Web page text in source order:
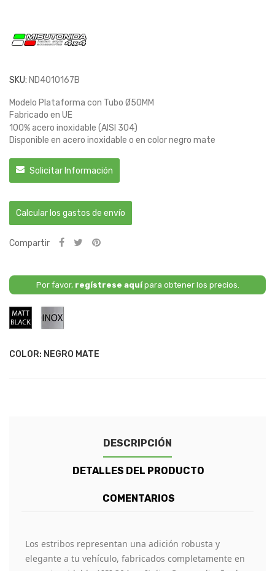
SKU: ND4010167B
Modelo Plataforma con Tubo Ø50MM
Fabricado en UE
100% acero inoxidable (AISI 304)
Disponible en acero inoxidable o en color negro mate
Solicitar Información
Calcular los gastos de envío
Compartir
Por favor, regístrese aquípara obtener los precios.
COLOR: NEGRO MATE
Negro
Mate
DESCRIPCIÓN
DETALLES DEL PRODUCTO
COMENTARIOS
Los estribos representan una adición robusta y
elegante a tu vehículo, fabricados completamente en